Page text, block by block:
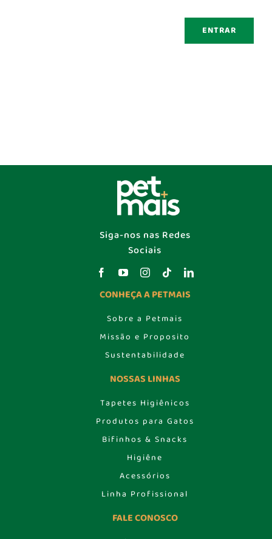
ENTRAR
Siga-nos nas Redes
Sociais
CONHEÇA A PETMAIS
Sobre a Petmais
Missão e Proposito
Sustentabilidade
NOSSAS LINHAS
Tapetes Higiênicos
Produtos para Gatos
Bifinhos & Snacks
Higiêne
Acessórios
Linha Profissional
FALE CONOSCO